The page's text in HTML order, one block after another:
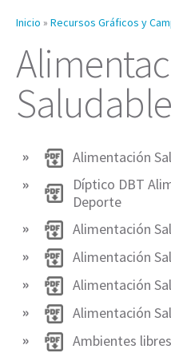
Inicio » Recursos Gráficos y
Saludable
Alimentación
Díptico DBT
Deporte
Alimentación
Alimentación
Alimentación
Alimentación
Ambientes